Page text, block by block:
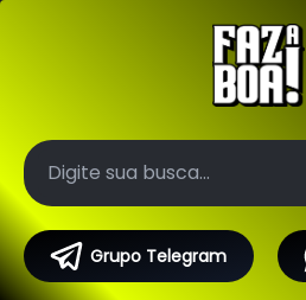
Grupo Telegram